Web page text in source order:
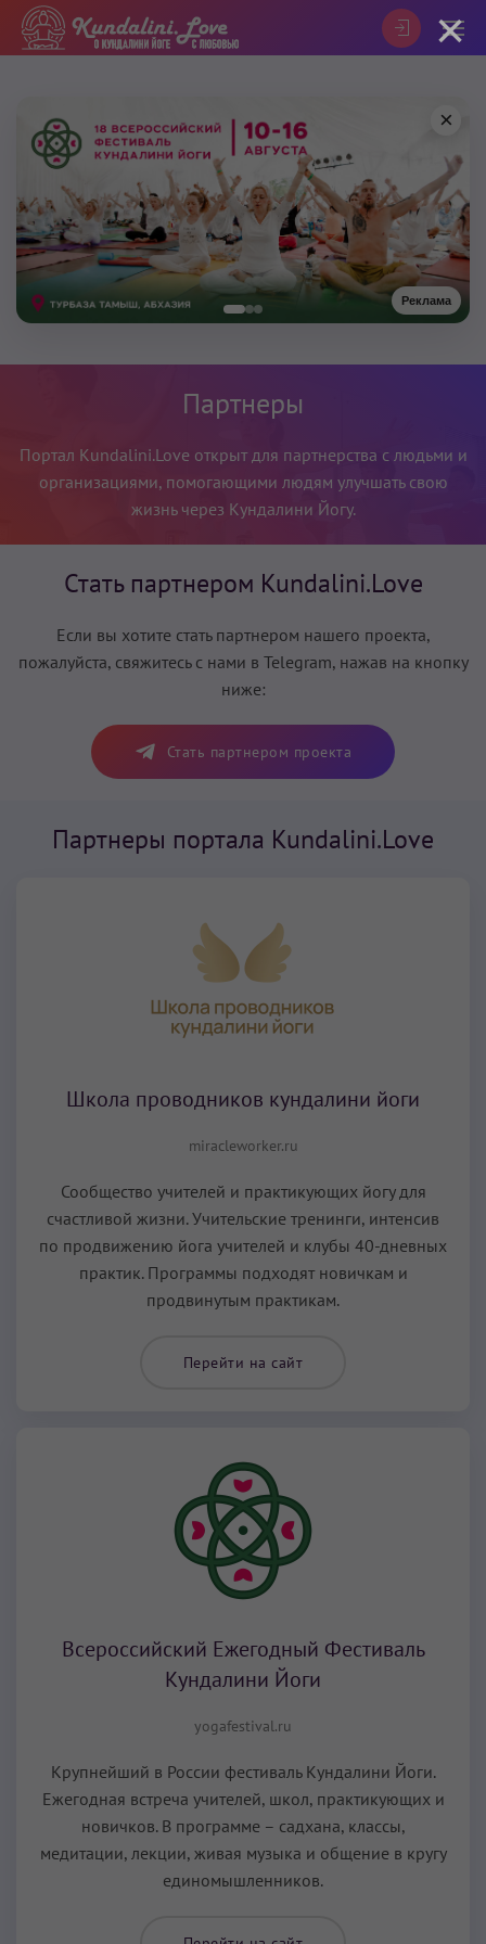
Реклама
×
Партнеры
Портал Kundalini.Love открыт для партнерства с людьми и
организациями, помогающими людям улучшать свою
жизнь через Кундалини Йогу.
Стать партнером Kundalini.Love
Если вы хотите стать партнером нашего проекта,
пожалуйста, свяжитесь с нами в Telegram, нажав на кнопку
ниже:
Стать партнером проекта
Партнеры портала Kundalini.Love
Школа проводников кундалини йоги
miracleworker.ru
Сообщество учителей и практикующих йогу для
счастливой жизни. Учительские тренинги, интенсив
по продвижению йога учителей и клубы 40-дневных
практик. Программы подходят новичкам и
продвинутым практикам.
Перейти на сайт
Всероссийский Ежегодный Фестиваль
Кундалини Йоги
yogafestival.ru
Крупнейший в России фестиваль Кундалини Йоги.
Ежегодная встреча учителей, школ, практикующих и
новичков. В программе – садхана, классы,
медитации, лекции, живая музыка и общение в кругу
единомышленников.
×